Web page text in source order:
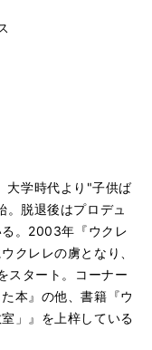
大学時代より"子供ば
。脱退後はプロデュ
。2003年『ウクレ
クレレの虜となり、
スタート。コーナー
本』の他、書籍『ウ
」』を上梓している